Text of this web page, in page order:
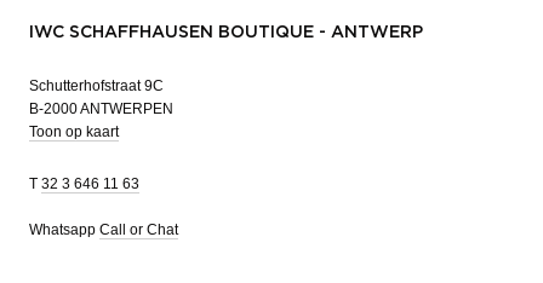
IWC SCHAFFHAUSEN BOUTIQUE - ANTWERP
Schutterhofstraat 9C
B-2000 ANTWERPEN
Toon op kaart
T 32 3 646 11 63
Whatsapp Call or Chat